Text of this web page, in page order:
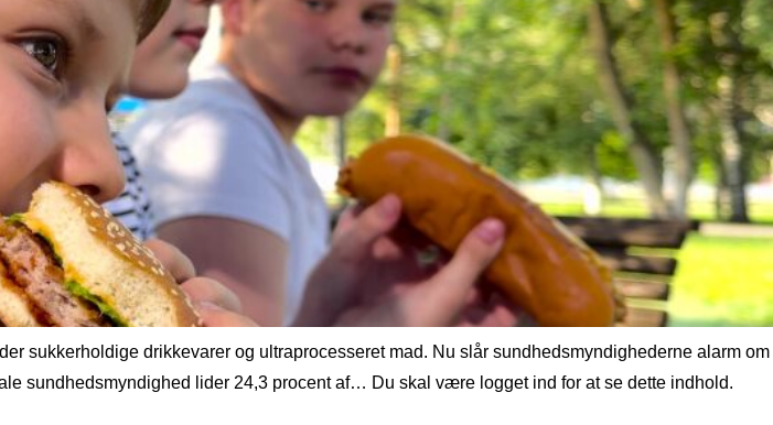
sukkerholdige drikkevarer og ultraprocesseret mad. Nu slår sundhedsmyndighederne alarm om
sundhedsmyndighed lider 24,3 procent af… Du skal være logget ind for at se dette indhold.